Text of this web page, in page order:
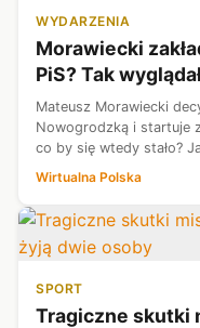
WYDARZENIA
Morawiecki
PiS? Tak
Mateusz Morawiecki
Nowogrodzką i startuje
co by się wtedy stało?
by IBRiS dla Wirtualnej
Wirtualna Polska
SPORT
Tragiczne skutki